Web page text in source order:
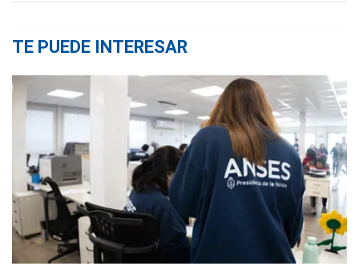
TE PUEDE INTERESAR